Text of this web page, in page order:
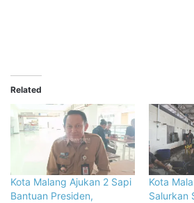
Related
Kota Malang Ajukan 2 Sapi
Bantuan Presiden,
Kota
Salurkan